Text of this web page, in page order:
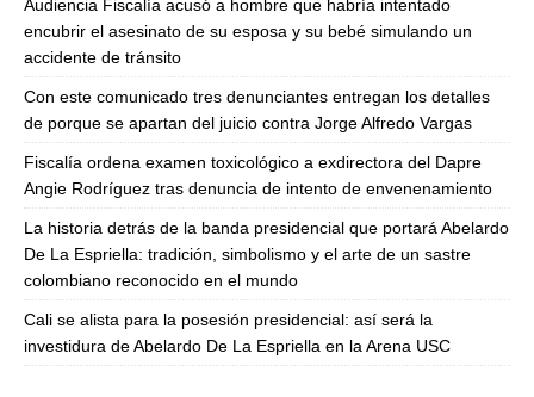
Audiencia Fiscalía acusó a hombre que habría intentado
encubrir el asesinato de su esposa y su bebé simulando un
accidente de tránsito
Con este comunicado tres denunciantes entregan los detalles
de porque se apartan del juicio contra Jorge Alfredo Vargas
Fiscalía ordena examen toxicológico a exdirectora del Dapre
Angie Rodríguez tras denuncia de intento de envenenamiento
La historia detrás de la banda presidencial que portará Abelardo
De La Espriella: tradición, simbolismo y el arte de un sastre
colombiano reconocido en el mundo
Cali se alista para la posesión presidencial: así será la
investidura de Abelardo De La Espriella en la Arena USC